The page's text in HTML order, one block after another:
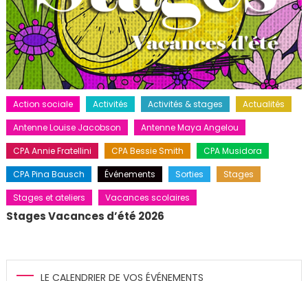
Action sociale Activités Activités & stages
Actualités
Antenne Louise Jacobson
Antenne Maya Angelou
CPA Annie Fratellini
CPA Bessie Smith
CPA Musidora
CPA Pina Bausch
Événements Sorties
Stages
Stages et ateliers
Vacances scolaires
Stages Vacances d’été 2026
LE CALENDRIER DE VOS ÉVÉNEMENTS